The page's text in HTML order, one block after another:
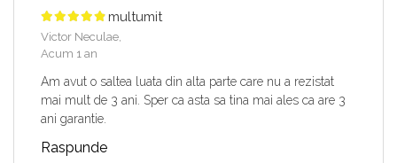
multumit
Victor Neculae,
Acum 1 an
Am avut o saltea luata din alta parte care nu a rezistat
mai mult de 3 ani. Sper ca asta sa tina mai ales ca are 3
ani garantie.
Raspunde